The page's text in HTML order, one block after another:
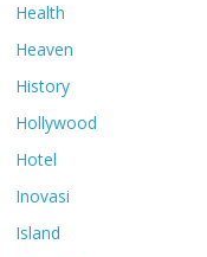
Health
Heaven
History
Hollywood
Hotel
Inovasi
Island